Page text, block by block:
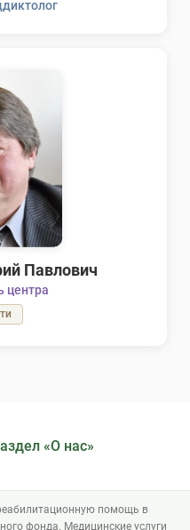
Павлович
центра
«О нас»
помощь в
фонда. Медицинские услуги